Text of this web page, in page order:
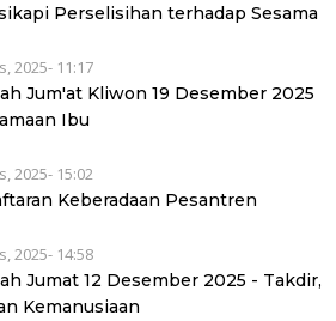
Perselisihan terhadap Sesama
2025- 11:17
Jum'at Kliwon 19 Desember 2025
Ibu
2025- 15:02
Keberadaan Pesantren
2025- 14:58
Jumat 12 Desember 2025 - Takdir,
Kemanusiaan